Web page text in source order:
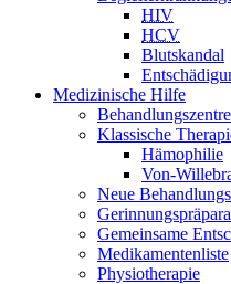
HIV
HCV
Blutskandal
Medizinische Hilfe
Klassische
Hämophilie
Von-
Neue
Gemeinsame
Medikamentenliste
Physiotherapie